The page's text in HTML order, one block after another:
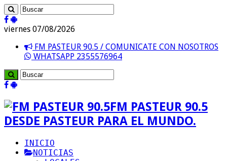
viernes 07/08/2026
FM PASTEUR 90.5 / COMUNICATE CON NOSOTROS
WHATSAPP 2355576964
FM PASTEUR 90.5
DESDE PASTEUR PARA EL MUNDO.
INICIO
NOTICIAS